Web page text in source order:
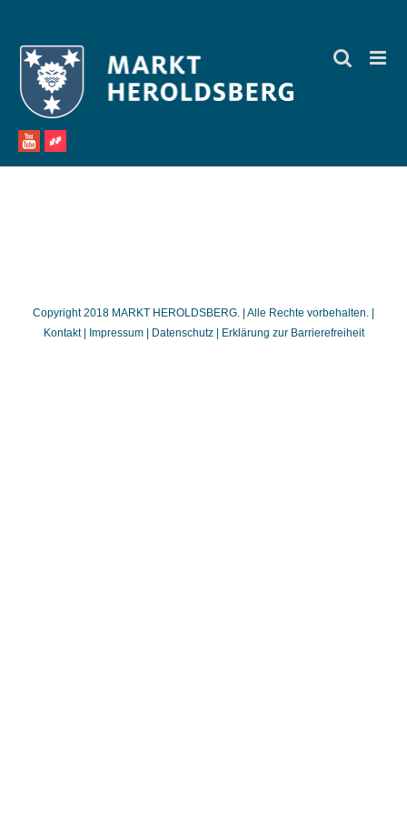
springen
Copyright 2018 MARKT HEROLDSBERG. | Alle Rechte vorbehalten. |
Kontakt
Impressum| Datenschutz| Erklärung zur Barrierefreiheit